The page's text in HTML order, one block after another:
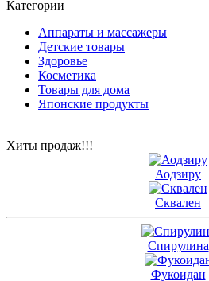
Категории
Аппараты и массажеры
Детские товары
Здоровье
Косметика
Товары для дома
Японские продукты
Хиты продаж!!!
Аодзиру
Сквален
Спирулина
Фукоидан